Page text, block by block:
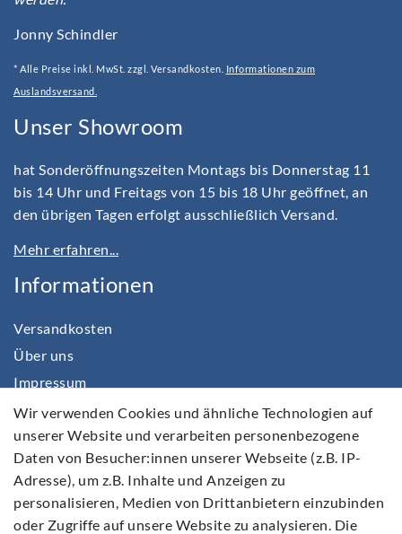
Jonny Schindler
* Alle Preise inkl. MwSt. zzgl. Versandkosten. Informationen zum
Auslandsversand.
Unser Showroom
hat Sonderöffnungszeiten Montags bis Donnerstag 11
bis 14 Uhr und Freitags von 15 bis 18 Uhr geöffnet, an
den übrigen Tagen erfolgt ausschließlich Versand.
Mehr erfahren...
Informationen
Versandkosten
Über uns
Impressum
Daten­schutz­erklärung
AGB
Barrierefreiheitserklärung
Widerrufs­recht
Kontakt
Wir verwenden Cookies und ähnliche Technologien auf
unserer Website und verarbeiten personenbezogene
Daten von Besucher:innen unserer Webseite (z.B. IP-
Adresse), um z.B. Inhalte und Anzeigen zu
personalisieren, Medien von Drittanbietern einzubinden
oder Zugriffe auf unsere Website zu analysieren. Die